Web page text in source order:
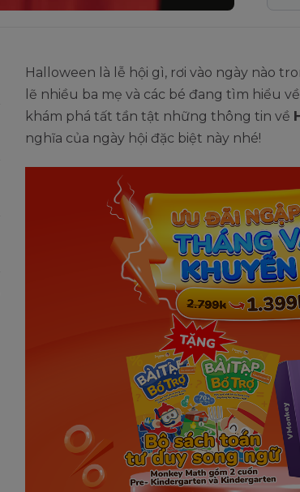
Halloween là lễ hội gì, rơi vào ngày nào
lẽ nhiều ba mẹ và các bé đang tìm hiểu
khám phá tất tần tật những thông tin về
nghĩa của ngày hội đặc biệt này nhé!